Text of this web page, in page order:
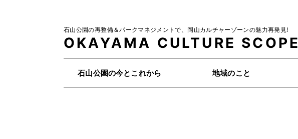
石山公園の再整備＆パークマネジメントで、 岡山カルチャーゾーンの魅力再発見!
OKAYAMA CULTURE SCOPE
石山公園の今とこれから 地域のこと